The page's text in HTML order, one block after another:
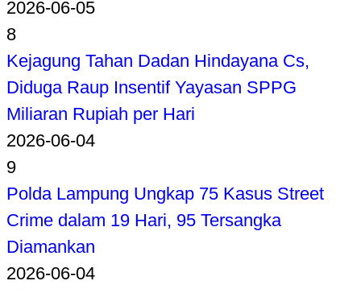
2026-06-05
8
Kejagung Tahan Dadan Hindayana Cs,
Diduga Raup Insentif Yayasan SPPG
Miliaran Rupiah per Hari
2026-06-04
9
Polda Lampung Ungkap 75 Kasus Street
Crime dalam 19 Hari, 95 Tersangka
Diamankan
2026-06-04